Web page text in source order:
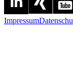
Impressum